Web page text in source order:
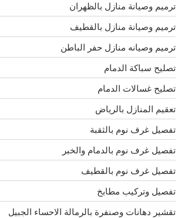
ترميم وصيانة منازل بالظهران
ترميم وصيانة منازل بالقطيف
ترميم وصيانه منازل حفر الباطن
تصليح سباكة الدمام
تصليح غسالات الدمام
تعقيم المنازل بالرياض
تفصيل غرف نوم بالثقبة
تفصيل غرف نوم بالدمام والخبر
تفصيل غرف نوم بالقطيف
تفصيل وتركيب مطابخ
تقشير دهانات وصنفرة بالرمالة الاحساء الجبيل